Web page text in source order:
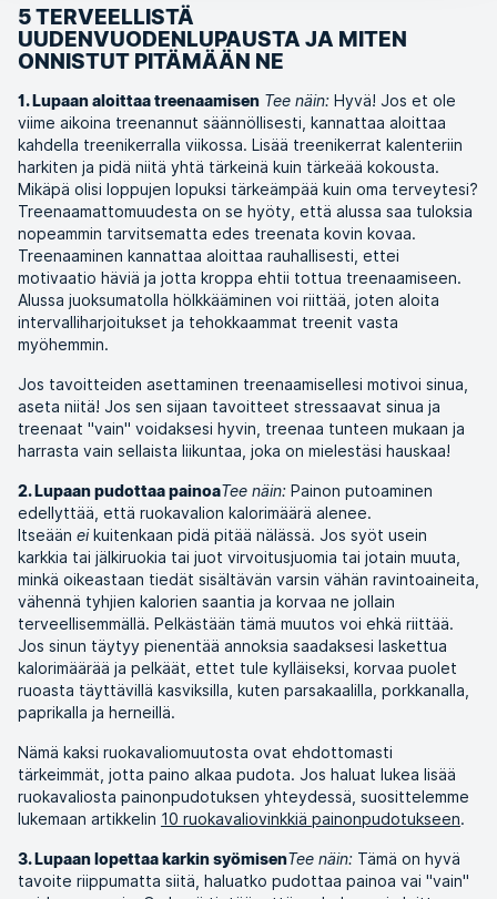
5 TERVEELLISTÄ
UUDENVUODENLUPAUSTA JA MITEN
ONNISTUT PITÄMÄÄN NE
1. Lupaan aloittaa treenaamisen Tee näin: Hyvä! Jos et ole
viime aikoina treenannut säännöllisesti, kannattaa aloittaa
kahdella treenikerralla viikossa. Lisää treenikerrat kalenteriin
harkiten ja pidä niitä yhtä tärkeinä kuin tärkeää kokousta.
Mikäpä olisi loppujen lopuksi tärkeämpää kuin oma terveytesi?
Treenaamattomuudesta on se hyöty, että alussa saa tuloksia
nopeammin tarvitsematta edes treenata kovin kovaa.
Treenaaminen kannattaa aloittaa rauhallisesti, ettei
motivaatio häviä ja jotta kroppa ehtii tottua treenaamiseen.
Alussa juoksumatolla hölkkääminen voi riittää, joten aloita
intervalliharjoitukset ja tehokkaammat treenit vasta
myöhemmin.
Jos tavoitteiden asettaminen treenaamisellesi motivoi sinua,
aseta niitä! Jos sen sijaan tavoitteet stressaavat sinua ja
treenaat "vain" voidaksesi hyvin, treenaa tunteen mukaan ja
harrasta vain sellaista liikuntaa, joka on mielestäsi hauskaa!
2. Lupaan pudottaa painoaTee näin: Painon putoaminen
edellyttää, että ruokavalion kalorimäärä alenee.
Itseään eikuitenkaan pidä pitää nälässä. Jos syöt usein
karkkia tai jälkiruokia tai juot virvoitusjuomia tai jotain muuta,
minkä oikeastaan tiedät sisältävän varsin vähän ravintoaineita,
vähennä tyhjien kalorien saantia ja korvaa ne jollain
terveellisemmällä. Pelkästään tämä muutos voi ehkä riittää.
Jos sinun täytyy pienentää annoksia saadaksesi laskettua
kalorimäärää ja pelkäät, ettet tule kylläiseksi, korvaa puolet
ruoasta täyttävillä kasviksilla, kuten parsakaalilla, porkkanalla,
paprikalla ja herneillä.
Nämä kaksi ruokavaliomuutosta ovat ehdottomasti
tärkeimmät, jotta paino alkaa pudota. Jos haluat lukea lisää
ruokavaliosta painonpudotuksen yhteydessä, suosittelemme
lukemaan artikkelin 10 ruokavaliovinkkiä painonpudotukseen.
3. Lupaan lopettaa karkin syömisenTee näin: Tämä on hyvä
tavoite riippumatta siitä, haluatko pudottaa painoa vai "vain"